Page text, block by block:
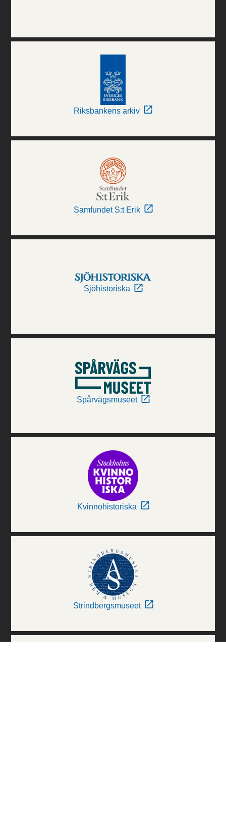
Riksbankens arkiv
Samfundet S:t Erik
Sjöhistoriska
Spårvägsmuseet
Kvinnohistoriska
Strindbergsmuseet